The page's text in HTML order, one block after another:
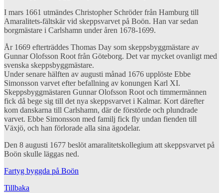
I mars 1661 utmändes Christopher Schröder från Hamburg till
Amaralitets-fältskär vid skeppsvarvet på Boön. Han var sedan
borgmästare i Carlshamn under åren 1678-1699.
År 1669 efterträddes Thomas Day som skeppsbyggmästare av
Gunnar Olofsson Root från Göteborg. Det var mycket ovanligt med
svenska skeppsbyggmästare.
Under senare hälften av augusti månad 1676 upplöste Ebbe
Simonsson varvet efter befallning av konungen Karl XI.
Skeppsbyggmästaren Gunnar Olofsson Root och timmermännen
fick då bege sig till det nya skeppsvarvet i Kalmar. Kort därefter
kom danskarna till Carlshamn, där de förstörde och plundrade
varvet. Ebbe Simonsson med familj fick fly undan fienden till
Växjö, och han förlorade alla sina ägodelar.
Den 8 augusti 1677 beslöt amaralitetskollegium att skeppsvarvet på
Boön skulle läggas ned.
Fartyg byggda på Boön
Tillbaka